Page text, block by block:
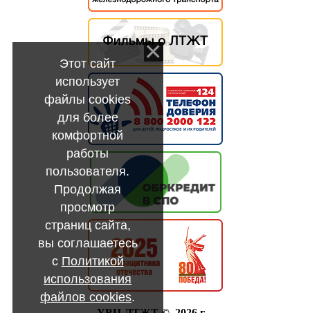
Этот сайт
использует
файлы cookies
для более
комфортной
работы
пользователя.
Продолжая
просмотр
страниц сайта,
вы соглашаетесь
с Политикой
использования
файлов cookies.